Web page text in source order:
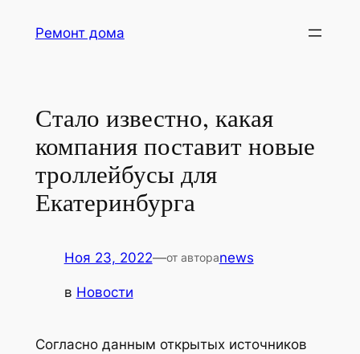
Ремонт дома
Стало известно, какая
компания поставит новые
троллейбусы для
Екатеринбурга
Ноя 23, 2022—от автораnews
в Новости
Согласно данным открытых источников